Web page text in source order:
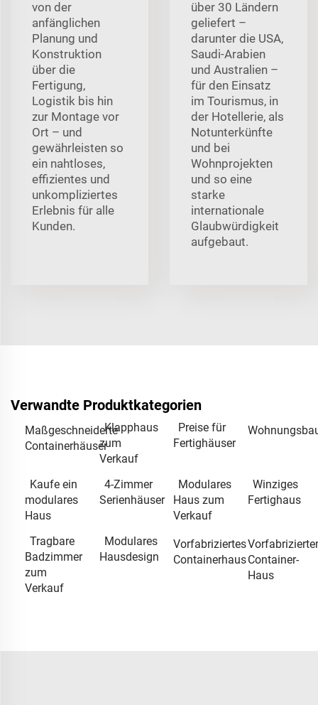
von der
anfänglichen
Planung und
Konstruktion
über die
Fertigung,
Logistik bis hin
zur Montage vor
Ort – und
gewährleisten so
ein nahtloses,
effizientes und
unkompliziertes
Erlebnis für alle
Kunden.
über 30 Ländern
geliefert –
darunter die USA,
Saudi-Arabien
und Australien –
für den Einsatz
im Tourismus, in
der Hotellerie, als
Notunterkünfte
und bei
Wohnprojekten
und so eine
starke
internationale
Glaubwürdigkeit
aufgebaut.
Verwandte Produktkategorien
Maßgeschneiderte
Containerhäuser
Klapphaus
zum
Verkauf
Preise für
Fertighäuser
Kaufe ein
modulares
Haus
4-Zimmer
Serienhäuser
Modulares
Haus zum
Verkauf
Winziges
Fertighaus
Tragbare
Badzimmer
zum
Verkauf
Modulares
Hausdesign
Vorfabriziertes
ContainerhausContainer-
Haus